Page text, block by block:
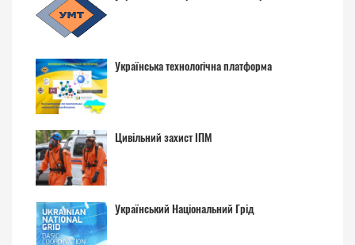
Українська технологічна платформа
Цивільний захист ІПМ
Український Національний Грід